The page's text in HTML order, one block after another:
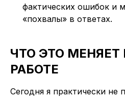
фактических ошибок и
«похвалы» в ответах.
ЧТО ЭТО МЕНЯЕТ
РАБОТЕ
Сегодня я практически не